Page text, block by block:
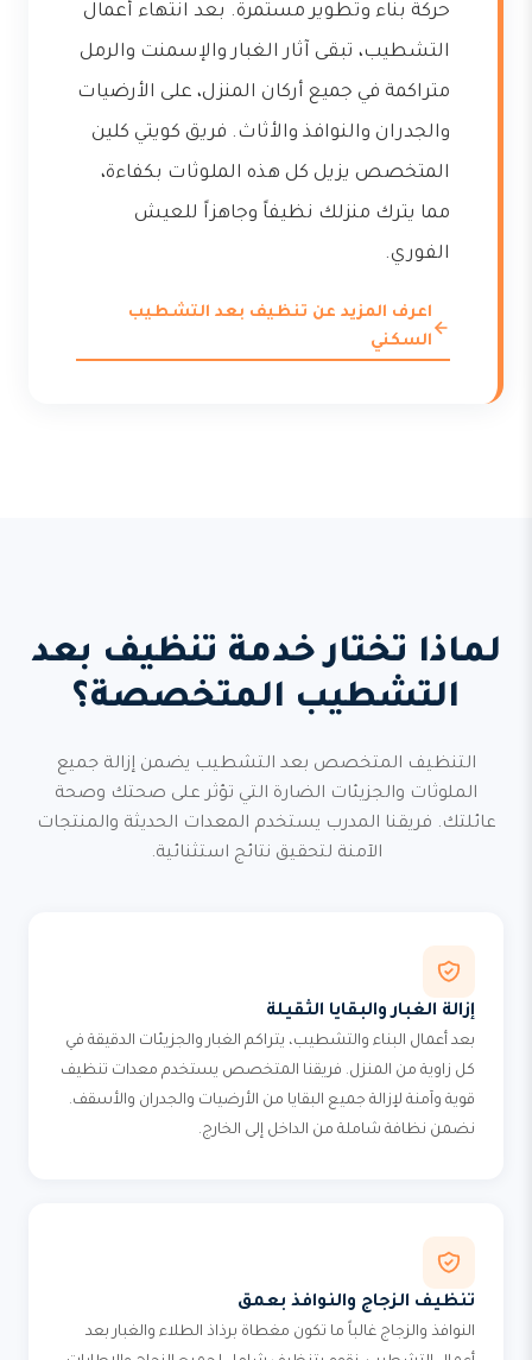
حركة بناء وتطوير مستمرة. بعد انتهاء أعمال
التشطيب، تبقى آثار الغبار والإسمنت والرمل
متراكمة في جميع أركان المنزل، على الأرضيات
والجدران والنوافذ والأثاث. فريق كويتي كلين
المتخصص يزيل كل هذه الملوثات بكفاءة،
مما يترك منزلك نظيفاً وجاهزاً للعيش
الفوري.
اعرف المزيد عن تنظيف بعد التشطيب
السكني
لماذا تختار خدمة تنظيف بعد
التشطيب المتخصصة؟
التنظيف المتخصص بعد التشطيب يضمن إزالة جميع
الملوثات والجزيئات الضارة التي تؤثر على صحتك وصحة
عائلتك. فريقنا المدرب يستخدم المعدات الحديثة والمنتجات
الآمنة لتحقيق نتائج استثنائية.
إزالة الغبار والبقايا الثقيلة
بعد أعمال البناء والتشطيب، يتراكم الغبار والجزيئات الدقيقة في
كل زاوية من المنزل. فريقنا المتخصص يستخدم معدات تنظيف
قوية وآمنة لإزالة جميع البقايا من الأرضيات والجدران والأسقف.
نضمن نظافة شاملة من الداخل إلى الخارج.
تنظيف الزجاج والنوافذ بعمق
النوافذ والزجاج غالباً ما تكون مغطاة برذاذ الطلاء والغبار بعد